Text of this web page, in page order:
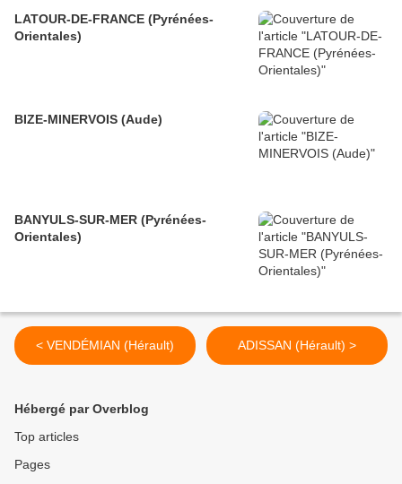
LATOUR-DE-FRANCE (Pyrénées-
Orientales)
BIZE-MINERVOIS (Aude)
BANYULS-SUR-MER (Pyrénées-
Orientales)
< VENDÉMIAN (Hérault) ADISSAN (Hérault) >
Hébergé par Overblog
Top articles
Pages